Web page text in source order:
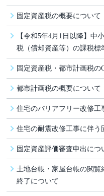
固定資産税の概要について
【令和5年4月1日以降】中
税（償却資産等）の課税標
固定資産税・都市計画税の
都市計画税の概要について
住宅のバリアフリー改修
住宅の耐震改修工事に伴
固定資産評価審査申出につ
土地台帳・家屋台帳の閲
終了について